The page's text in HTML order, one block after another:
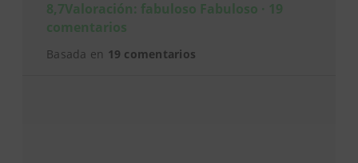
8,7Valoración: fabuloso Fabuloso · 19
comentarios
Basada en 19 comentarios